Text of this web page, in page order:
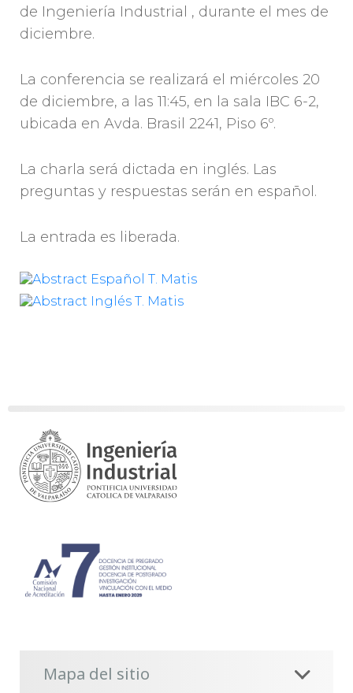
de Ingeniería Industrial , durante el mes de
diciembre.
La conferencia se realizará el miércoles 20
de diciembre, a las 11:45, en la sala IBC 6-2,
ubicada en Avda. Brasil 2241, Piso 6º.
La charla será dictada en inglés. Las
preguntas y respuestas serán en español.
La entrada es liberada.
Mapa del sitio